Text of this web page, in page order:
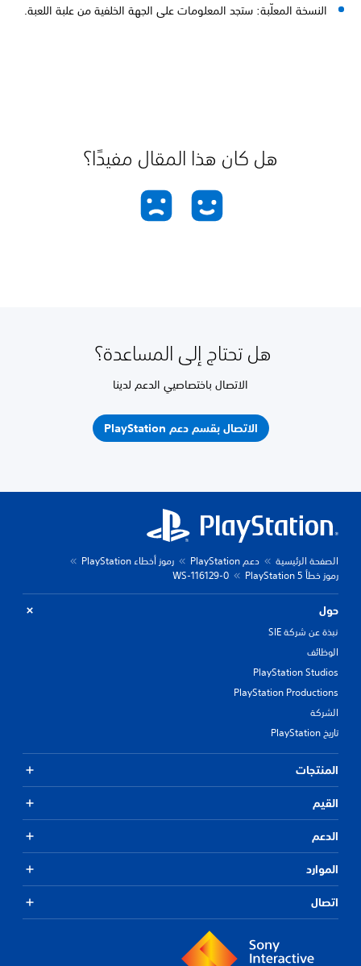
النسخة المعلّبة: ستجد المعلومات على الجهة الخلفية من علبة اللعبة.
هل كان هذا المقال مفيدًا؟
هل تحتاج إلى المساعدة؟
الاتصال باختصاصيي الدعم لدينا
الاتصال بقسم دعم PlayStation
الصفحة الرئيسية دعم PlayStation
رموز أخطاء PlayStation
رموز خطأ PlayStation 5
WS-116129-0
حول
نبذة عن شركة SIE
الوظائف
PlayStation Studios
PlayStation Productions
الشركة
تاريخ PlayStation
المنتجات
القيم
الدعم
الموارد
اتصال